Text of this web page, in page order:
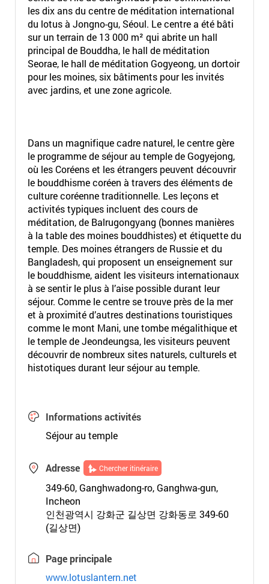
les dix ans du centre de méditation international
du lotus à Jongno-gu, Séoul. Le centre a été bâti
sur un terrain de 13 000 m² qui abrite un hall
principal de Bouddha, le hall de méditation
Seorae, le hall de méditation Gogyeong, un dortoir
pour les moines, six bâtiments pour les invités
avec jardins, et une zone agricole.
Dans un magnifique cadre naturel, le centre gère
le programme de séjour au temple de Gogyejong,
où les Coréens et les étrangers peuvent découvrir
le bouddhisme coréen à travers des éléments de
culture coréenne traditionnelle. Les leçons et
activités typiques incluent des cours de
méditation, de Balrugongyang (bonnes manières
à la table des moines bouddhistes) et étiquette du
temple. Des moines étrangers de Russie et du
Bangladesh, qui proposent un enseignement sur
le bouddhisme, aident les visiteurs internationaux
à se sentir le plus à l’aise possible durant leur
séjour. Comme le centre se trouve près de la mer
et à proximité d’autres destinations touristiques
comme le mont Mani, une tombe mégalithique et
le temple de Jeondeungsa, les visiteurs peuvent
découvrir de nombreux sites naturels, culturels et
histotiques durant leur séjour au temple.
Informations activités
Séjour au temple
Adresse Chercher itinéraire
349-60, Ganghwadong-ro, Ganghwa-gun,
Incheon
인천광역시 강화군 길상면 강화동로 349-60
(길상면)
Page principale
www.lotuslantern.net